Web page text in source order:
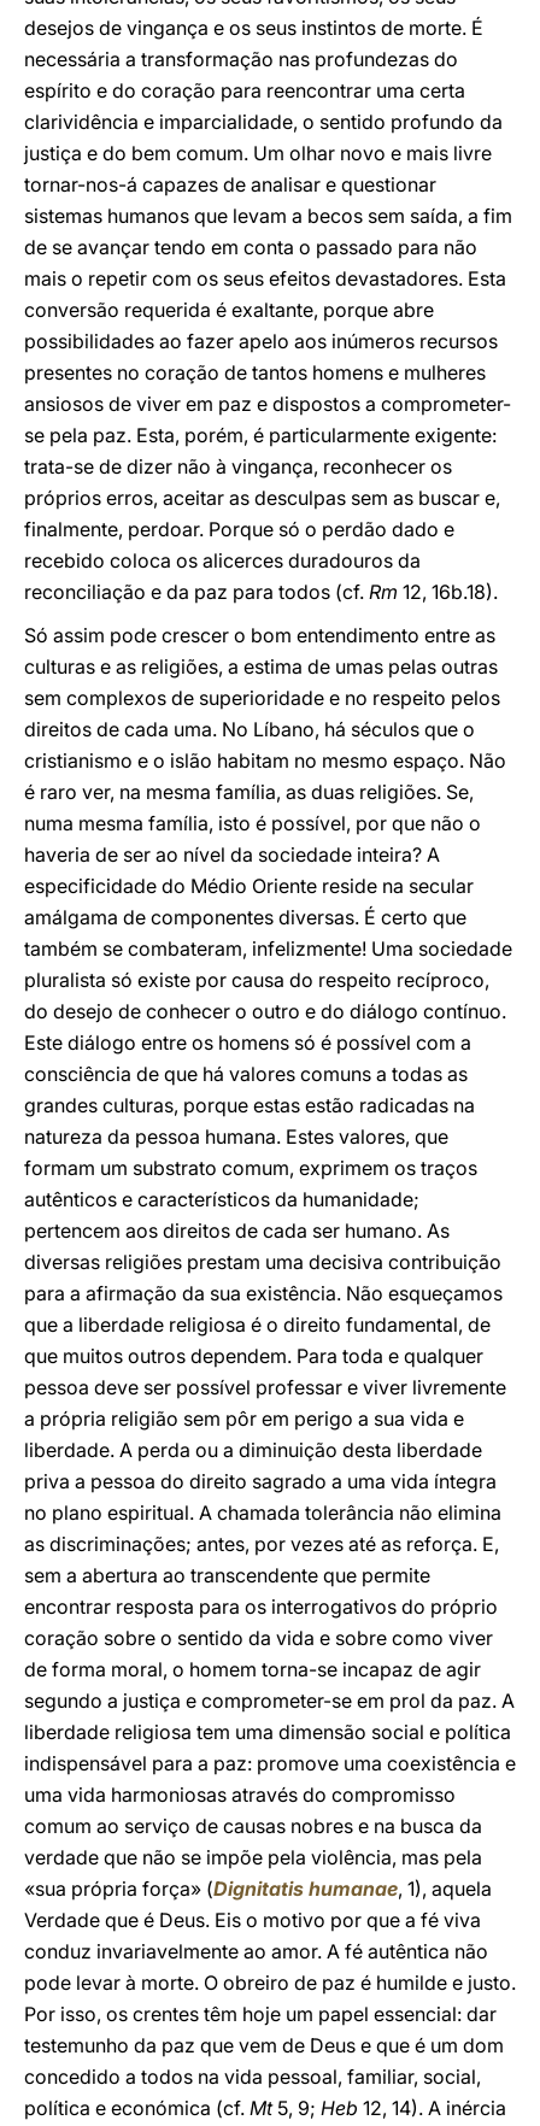
desejos de vingança e os seus instintos de morte. É
necessária a transformação nas profundezas do
espírito e do coração para reencontrar uma certa
clarividência e imparcialidade, o sentido profundo da
justiça e do bem comum. Um olhar novo e mais livre
tornar-nos-á capazes de analisar e questionar
sistemas humanos que levam a becos sem saída, a fim
de se avançar tendo em conta o passado para não
mais o repetir com os seus efeitos devastadores. Esta
conversão requerida é exaltante, porque abre
possibilidades ao fazer apelo aos inúmeros recursos
presentes no coração de tantos homens e mulheres
ansiosos de viver em paz e dispostos a comprometer-
se pela paz. Esta, porém, é particularmente exigente:
trata-se de dizer não à vingança, reconhecer os
próprios erros, aceitar as desculpas sem as buscar e,
finalmente, perdoar. Porque só o perdão dado e
recebido coloca os alicerces duradouros da
reconciliação e da paz para todos (cf. Rm 12, 16b.18).
Só assim pode crescer o bom entendimento entre as
culturas e as religiões, a estima de umas pelas outras
sem complexos de superioridade e no respeito pelos
direitos de cada uma. No Líbano, há séculos que o
cristianismo e o islão habitam no mesmo espaço. Não
é raro ver, na mesma família, as duas religiões. Se,
numa mesma família, isto é possível, por que não o
haveria de ser ao nível da sociedade inteira? A
especificidade do Médio Oriente reside na secular
amálgama de componentes diversas. É certo que
também se combateram, infelizmente! Uma sociedade
pluralista só existe por causa do respeito recíproco,
do desejo de conhecer o outro e do diálogo contínuo.
Este diálogo entre os homens só é possível com a
consciência de que há valores comuns a todas as
grandes culturas, porque estas estão radicadas na
natureza da pessoa humana. Estes valores, que
formam um substrato comum, exprimem os traços
autênticos e característicos da humanidade;
pertencem aos direitos de cada ser humano. As
diversas religiões prestam uma decisiva contribuição
para a afirmação da sua existência. Não esqueçamos
que a liberdade religiosa é o direito fundamental, de
que muitos outros dependem. Para toda e qualquer
pessoa deve ser possível professar e viver livremente
a própria religião sem pôr em perigo a sua vida e
liberdade. A perda ou a diminuição desta liberdade
priva a pessoa do direito sagrado a uma vida íntegra
no plano espiritual. A chamada tolerância não elimina
as discriminações; antes, por vezes até as reforça. E,
sem a abertura ao transcendente que permite
encontrar resposta para os interrogativos do próprio
coração sobre o sentido da vida e sobre como viver
de forma moral, o homem torna-se incapaz de agir
segundo a justiça e comprometer-se em prol da paz. A
liberdade religiosa tem uma dimensão social e política
indispensável para a paz: promove uma coexistência e
uma vida harmoniosas através do compromisso
comum ao serviço de causas nobres e na busca da
verdade que não se impõe pela violência, mas pela
«sua própria força» (Dignitatis humanae, 1), aquela
Verdade que é Deus. Eis o motivo por que a fé viva
conduz invariavelmente ao amor. A fé autêntica não
pode levar à morte. O obreiro de paz é humilde e justo.
Por isso, os crentes têm hoje um papel essencial: dar
testemunho da paz que vem de Deus e que é um dom
concedido a todos na vida pessoal, familiar, social,
política e económica (cf. Mt5, 9; Heb 12, 14). A inércia